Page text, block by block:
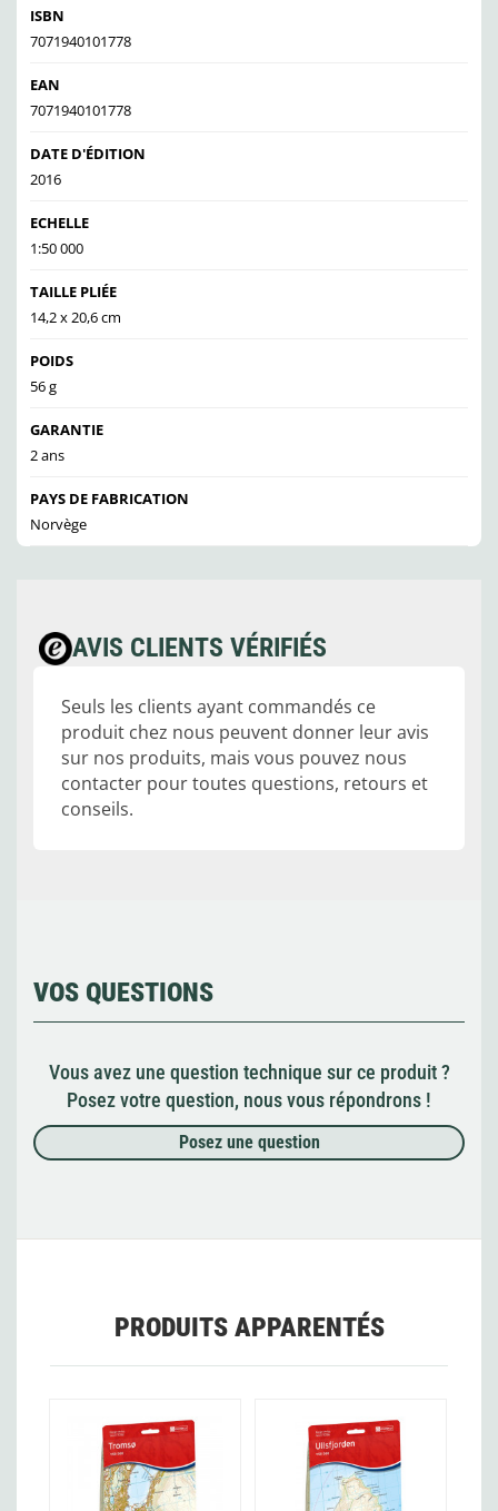
ISBN
7071940101778
EAN
7071940101778
DATE D'ÉDITION
2016
ECHELLE
1:50 000
TAILLE PLIÉE
14,2 x 20,6 cm
POIDS
56 g
GARANTIE
2 ans
PAYS DE FABRICATION
Norvège
AVIS CLIENTS VÉRIFIÉS
Seuls les clients ayant commandés ce
produit chez nous peuvent donner leur avis
sur nos produits, mais vous pouvez nous
contacter pour toutes questions, retours et
conseils.
VOS QUESTIONS
Vous avez une question technique sur ce produit ?
Posez votre question, nous vous répondrons !
Posez une question
PRODUITS APPARENTÉS